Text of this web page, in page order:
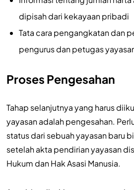
dipisah dari kekayaan pribadi
Tata cara pengangkatan dan
pengurus dan petugas
Proses Pengesahan
Tahap selanjutnya yang harus
yayasan adalah pengesahan.
status dari sebuah yayasan baru
setelah akta pendirian yayasan
Hukum dan Hak Asasi Manusia.